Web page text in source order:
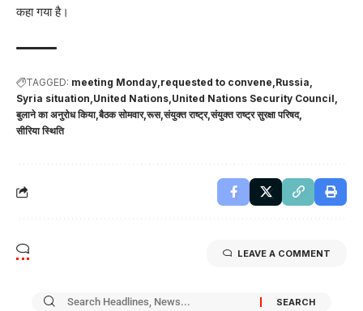
कहा गया है।
TAGGED: meeting Monday requested to convene Russia
Syria situation United Nations United Nations Security Council
बुलाने का अनुरोध किया बैठक सोमवार रूस संयुक्त राष्ट्र संयुक्त राष्ट्र सुरक्षा परिषद
सीरिया स्थिति
LEAVE A COMMENT